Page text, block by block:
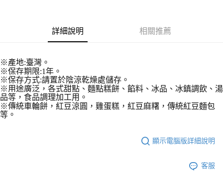
AFTEE先享後付
【關於「AFTEE先享後付」】
AFTEE先享後付是「在收到商品之後才付款」的支付方式。 讓您購物簡單
便利好安心！
１．簡單：不需註冊會員、不需綁卡、不需儲值。
２．便利：只要手機號碼，簡訊認證，即可結帳。
３．安心：先確認商品／服務後，再付款。
結帳頁面，進行簡訊認證並確認金額後，即可完成結帳。
ATM付款
運送方式
全家取貨付款-重量限制含紙箱10kg，請控制商品重量在9~9.5
kg
詳細說明 相關推薦
※產地:臺灣。
※保存期限:1年。
※保存方式:請置於陰涼乾燥處儲存。
※用途廣泛，各式甜點、麵點糕餅、餡料、冰品、冰鎮調飲、湯
品等，食品調理加工用。
※傳統車輪餅，紅豆涼圓，雞蛋糕，紅豆麻糬，傳統紅豆麵包
等。
顯示電腦版詳細說明
客服